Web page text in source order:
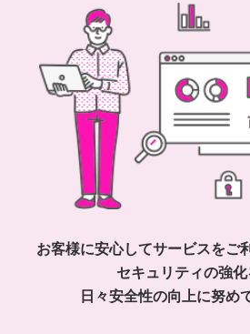
お客様に安心してサービスをご
セキュリティの強
日々安全性の向上に努め